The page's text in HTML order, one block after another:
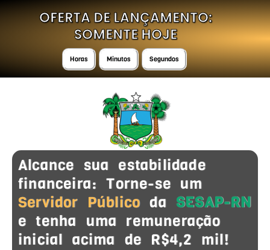
OFERTA DE LANÇAMENTO:
SOMENTE HOJE
Horas Minutos Segundos
Alcance sua estabilidade
financeira: Torne-se um
Servidor Públicoda SESAP-RN
e tenha uma remuneração
inicial acima de R$4,2 mil!